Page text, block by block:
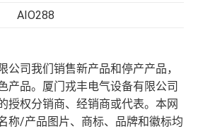
AIO288
公司我们销售新产品和停产产品，
产品。厦门戎丰电气设备有限公司
授权分销商、经销商或代表。本网
称/产品图片、商标、品牌和徽标均